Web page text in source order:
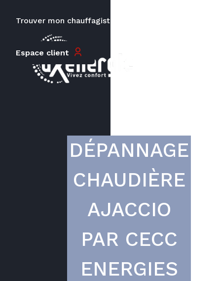
Trouver mon chauffagiste
Espace client
DÉPANNAGE
CHAUDIÈRE
AJACCIO
PAR CECC
ENERGIES